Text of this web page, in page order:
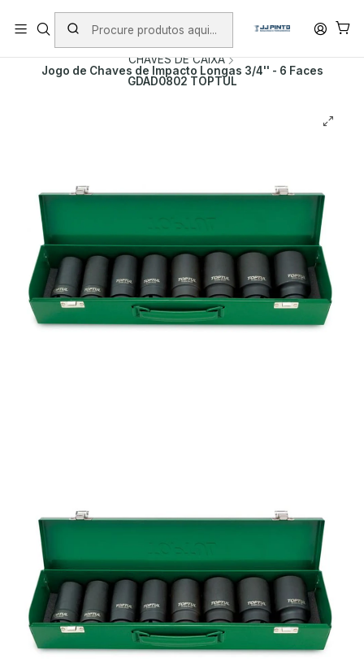
PORTES INCLUÍDOS EM ENCOMENDAS +75€ (excepto ilhas)
Início PRODUTOS
FERRAMENTA MANUAL
CHAVES DE CAIXA
Jogo de Chaves de Impacto Longas 3/4'' - 6 Faces
GDAD0802 TOPTUL